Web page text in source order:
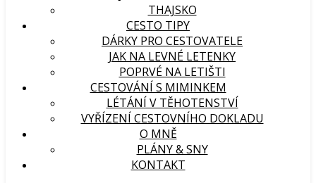
THAJSKO
CESTO TIPY
DÁRKY PRO CESTOVATELE
JAK NA LEVNÉ LETENKY
POPRVÉ NA LETIŠTI
CESTOVÁNÍ S MIMINKEM
LÉTÁNÍ V TĚHOTENSTVÍ
VYŘÍZENÍ CESTOVNÍHO DOKLADU
O MNĚ
PLÁNY & SNY
KONTAKT